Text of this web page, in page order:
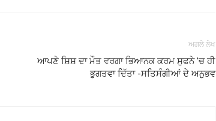
ਅਗਲੇ ਲੇਖ
ਆਪਣੇ ਸ਼ਿਸ਼ ਦਾ ਮੌਤ ਵਰਗਾ ਭਿਆਨਕ ਕਰਮ ਸੁਫਨੇ ’ਚ ਹੀ
ਭੁਗਤਵਾ ਦਿੱਤਾ -ਸਤਿਸੰਗੀਆਂ ਦੇ ਅਨੁਭਵ